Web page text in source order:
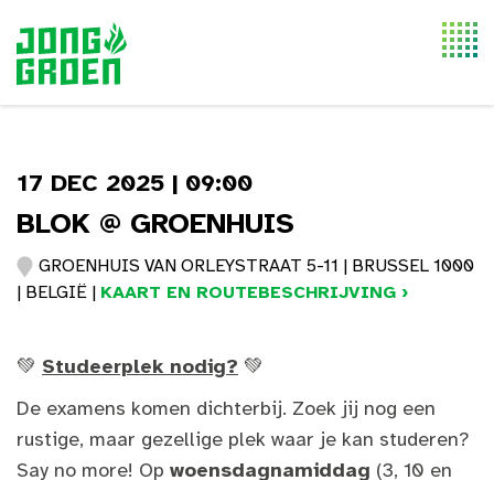
17 DEC 2025 | 09:00
BLOK @ GROENHUIS
GROENHUIS VAN ORLEYSTRAAT 5-11 | BRUSSEL 1000
| BELGIË | KAART EN ROUTEBESCHRIJVING ›
💚 Studeerplek nodig? 💚
De examens komen dichterbij. Zoek jij nog een
rustige, maar gezellige plek waar je kan studeren?
Say no more! Op woensdagnamiddag (3, 10 en